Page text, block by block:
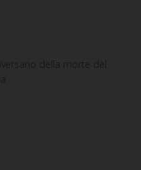
della morte del